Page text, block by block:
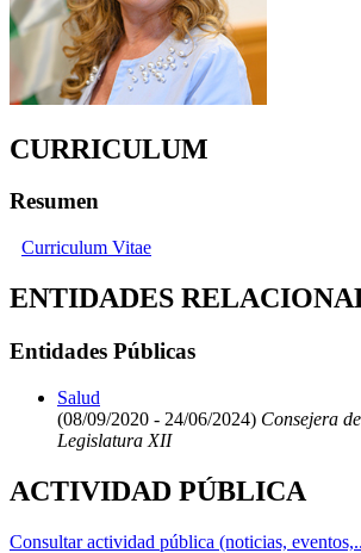
CURRICULUM
Resumen
Curriculum Vitae
ENTIDADES
Entidades Públicas
Salud
(08/09/2020 - 24/06/2024) Consejera
Legislatura XII
ACTIVIDAD PÚBLICA
Consultar actividad pública (noticias,